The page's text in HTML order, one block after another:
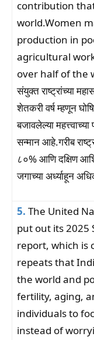
contribution
world.Women
production in
agricultural
over half of the
संयुक्त राष्ट्रांच्या
शेतकरी वर्ष म्हणून
बजावलेल्या
सन्मान आहे.गरीब
८०% आणि दक्षिण
जगाच्या अर्ध्याहून
5. The United
put out its 2025
report, which is
repeats that
the world and
fertility, aging,
individuals to
instead of